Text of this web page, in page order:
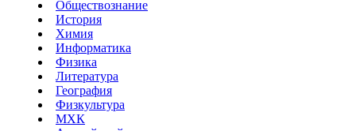
Обществознание
История
Химия
Информатика
Физика
Литература
География
Физкультура
МХК